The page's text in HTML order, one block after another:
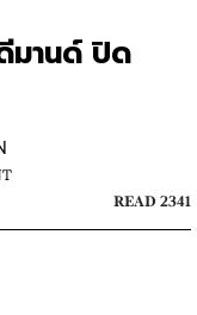
มานด์ ปิด
READ 2341